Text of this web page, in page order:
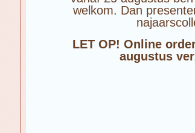
welkom. Dan
LET OP! Online
augustus